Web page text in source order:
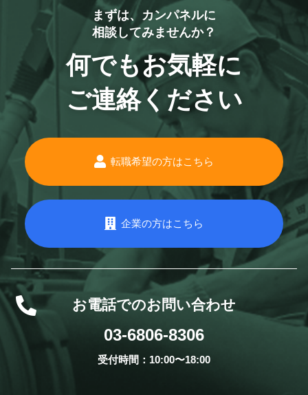
まずは、カンパネルに
相談してみませんか？
何でもお気軽に
ご連絡ください
転職希望の方はこちら
企業の方はこちら
お電話でのお問い合わせ
03-6806-8306
受付時間：10:00〜18:00